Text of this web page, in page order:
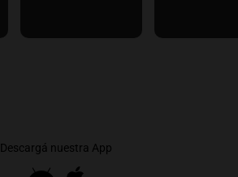
Descargá nuestra App